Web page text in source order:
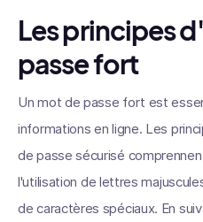
Les principes
passe fort
Un mot de passe fort est
informations en ligne. Les
de passe sécurisé
l'utilisation de lettres
de caractères spéciaux. En